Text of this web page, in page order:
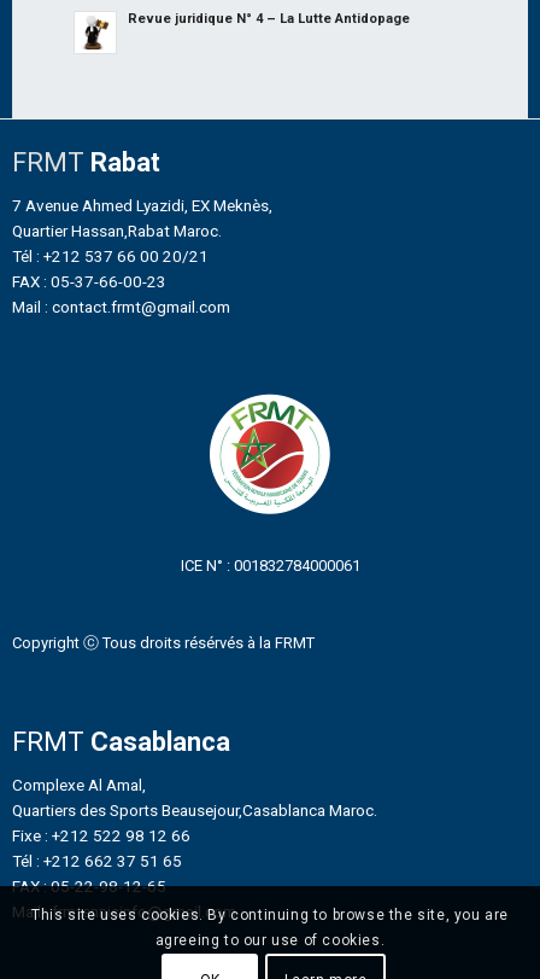
Revue juridique N° 4 – La Lutte Antidopage
FRMT Rabat
7 Avenue Ahmed Lyazidi, EX Meknès,
Quartier Hassan,Rabat Maroc.
Tél : +212 537 66 00 20/21
FAX : 05-37-66-00-23
Mail : contact.frmt@gmail.com
ICE N° : 001832784000061
Copyright ⓒ Tous droits résérvés à la FRMT
FRMT Casablanca
Complexe Al Amal,
Quartiers des Sports Beausejour,Casablanca Maroc.
Fixe : +212 522 98 12 66
Tél : +212 662 37 51 65
FAX : 05-22-98-12-65
Mail : frmtennisinfo@gmail.com
This site uses cookies. By continuing to browse the site, you are
agreeing to our use of cookies.